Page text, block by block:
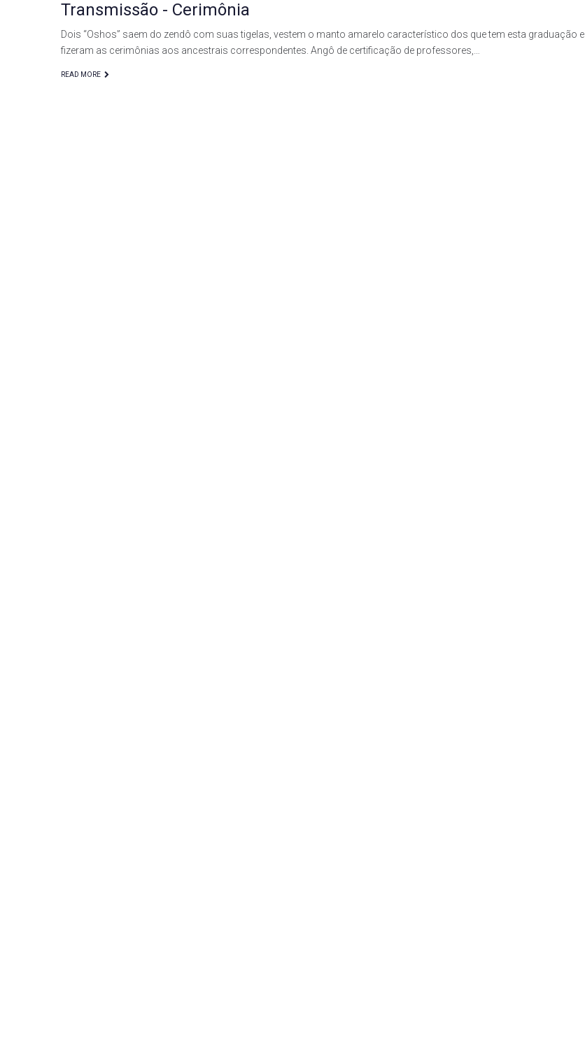
Transmissão - Cerimônia
Dois “Oshos” saem do zendô com suas tigelas, vestem o manto amarelo característico dos que tem esta graduação e
fizeram as cerimônias aos ancestrais correspondentes. Angô de certificação de professores,…
READ MORE